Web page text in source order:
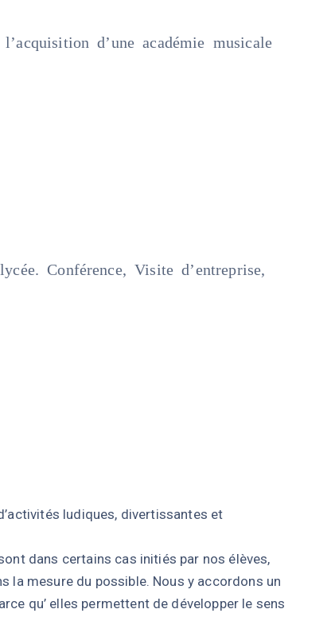
d’une académie musicale
Conférence, Visite d’entreprise,
ludiques, divertissantes et
dans certains cas initiés par nos élèves,
la mesure du possible. Nous y accordons un
qu’ elles permettent de développer le sens